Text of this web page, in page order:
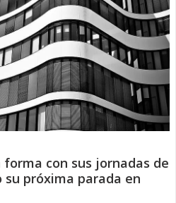
forma con sus jornadas de
próxima parada en